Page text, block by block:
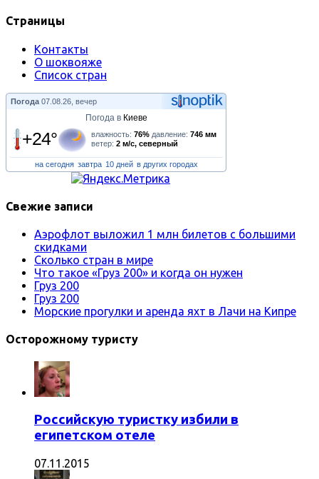
Страницы
Контакты
О шоквояже
Список стран
Погода 07.08.26, вечер
Погода в Киеве
+24° влажность: 76% давление: 746 мм
ветер: 2 м/с, северный
на сегодня завтра 10 дней в других городах
Свежие записи
Аэрофлот выложил 1 млн билетов с большими
скидками
Сколько стран в мире
Что такое «Груз 200» и когда он нужен
Груз 200
Груз 200
Морские прогулки и аренда яхт в Лачи на Кипре
Осторожному туристу
Российскую туристку избили в
египетском отеле
07.11.2015